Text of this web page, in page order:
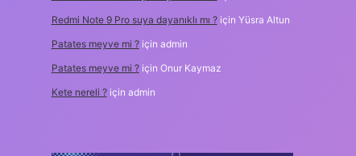
Redmi Note 9 Pro suya dayanıklı mı ?için Yüsra Altun
Patates meyve mi ?için admin
Patates meyve mi ?için Onur Kaymaz
Kete nereli ?için admin